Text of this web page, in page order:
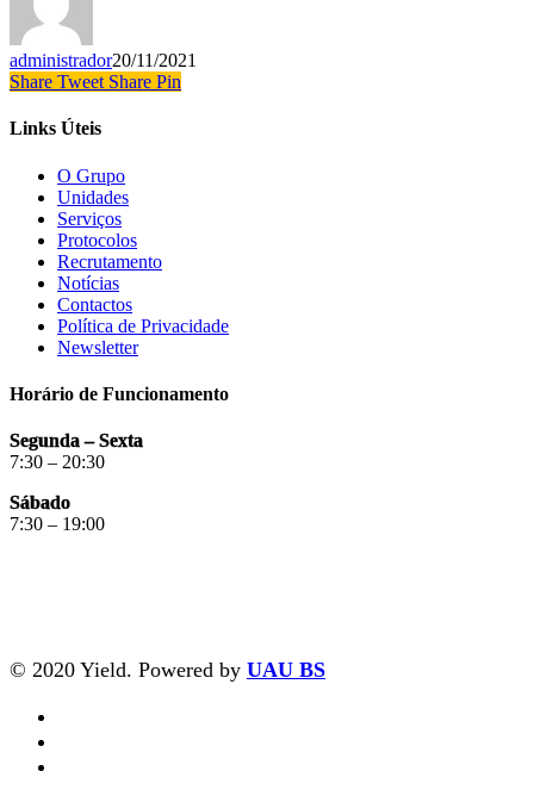
administrador20/11/2021
Share Tweet Share Pin
Links Úteis
O Grupo
Unidades
Serviços
Protocolos
Recrutamento
Notícias
Contactos
Política de Privacidade
Newsletter
Horário de Funcionamento
Segunda – Sexta
7:30 – 20:30
Sábado
7:30 – 19:00
© 2020 Yield. Powered by UAU BS